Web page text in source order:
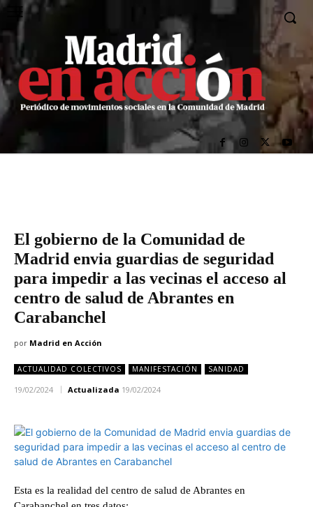
El gobierno de la Comunidad de
Madrid envia guardias de seguridad
para impedir a las vecinas el acceso al
centro de salud de Abrantes en
Carabanchel
por Madrid en Acción
ACTUALIDAD COLECTIVOS MANIFESTACIÓN SANIDAD
19/02/2024 Actualizada 19/02/2024
Esta es la realidad del centro de salud de Abrantes en